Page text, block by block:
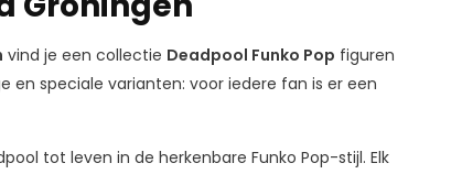
vind je een collectie Deadpool Funko Pop figuren
en speciale varianten: voor iedere fan is er een
tot leven in de herkenbare Funko Pop-stijl. Elk